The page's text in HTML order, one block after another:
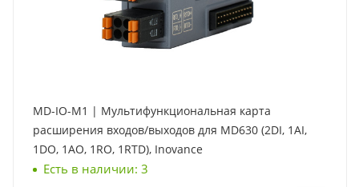
MD-IO-M1 | Мультифункциональная карта
расширения входов/выходов для MD630 (2DI, 1AI,
1DO, 1AO, 1RO, 1RTD), Inovance
Есть в наличии: 3